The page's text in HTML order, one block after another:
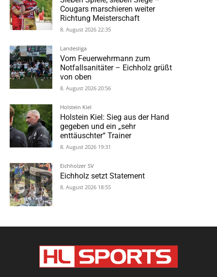
Cougars marschieren weiter
Richtung Meisterschaft
8. August 2026 22:35
Landesliga
Vom Feuerwehrmann zum
Notfallsanitäter – Eichholz grüßt
von oben
8. August 2026 20:56
Holstein Kiel
Holstein Kiel: Sieg aus der Hand
gegeben und ein „sehr
enttäuschter“ Trainer
8. August 2026 19:31
Eichholzer SV
Eichholz setzt Statement
8. August 2026 18:55